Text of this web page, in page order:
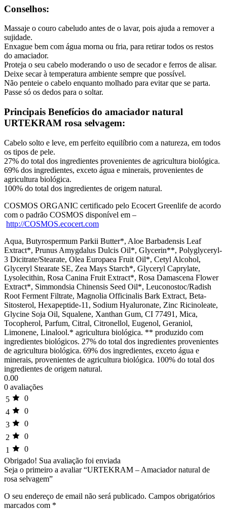
Conselhos:
Massaje o couro cabeludo antes de o lavar, pois ajuda a remover a
sujidade.
Enxague bem com água morna ou fria, para retirar todos os restos
do amaciador.
Proteja o seu cabelo moderando o uso de secador e ferros de alisar.
Deixe secar à temperatura ambiente sempre que possível.
Não penteie o cabelo enquanto molhado para evitar que se parta.
Passe só os dedos para o soltar.
Principais Benefícios do amaciador natural
URTEKRAM rosa selvagem:
Cabelo solto e leve, em perfeito equilíbrio com a natureza, em todos
os tipos de pele.
27% do total dos ingredientes provenientes de agricultura biológica.
69% dos ingredientes, exceto água e minerais, provenientes de
agricultura biológica.
100% do total dos ingredientes de origem natural.
COSMOS ORGANIC certificado pelo Ecocert Greenlife de acordo
com o padrão COSMOS disponível em –
http://COSMOS.ecocert.com
Aqua, Butyrospermum Parkii Butter*, Aloe Barbadensis Leaf
Extract*, Prunus Amygdalus Dulcis Oil*, Glycerin**, Polyglyceryl-
3 Dicitrate/Stearate, Olea Europaea Fruit Oil*, Cetyl Alcohol,
Glyceryl Stearate SE, Zea Mays Starch*, Glyceryl Caprylate,
Lysolecithin, Rosa Canina Fruit Extract*, Rosa Damascena Flower
Extract*, Simmondsia Chinensis Seed Oil*, Leuconostoc/Radish
Root Ferment Filtrate, Magnolia Officinalis Bark Extract, Beta-
Sitosterol, Hexapeptide-11, Sodium Hyaluronate, Zinc Ricinoleate,
Glycine Soja Oil, Squalene, Xanthan Gum, CI 77491, Mica,
Tocopherol, Parfum, Citral, Citronellol, Eugenol, Geraniol,
Limonene, Linalool.* agricultura biológica. ** produzido com
ingredientes biológicos. 27% do total dos ingredientes provenientes
de agricultura biológica. 69% dos ingredientes, exceto água e
minerais, provenientes de agricultura biológica. 100% do total dos
ingredientes de origem natural.
0.00
0 avaliações
5
0
4
0
3
0
2
0
1
0
Obrigado! Sua avaliação foi enviada
Seja o primeiro a avaliar “URTEKRAM – Amaciador natural de
rosa selvagem”
O seu endereço de email não será publicado. Campos obrigatórios
marcados com *